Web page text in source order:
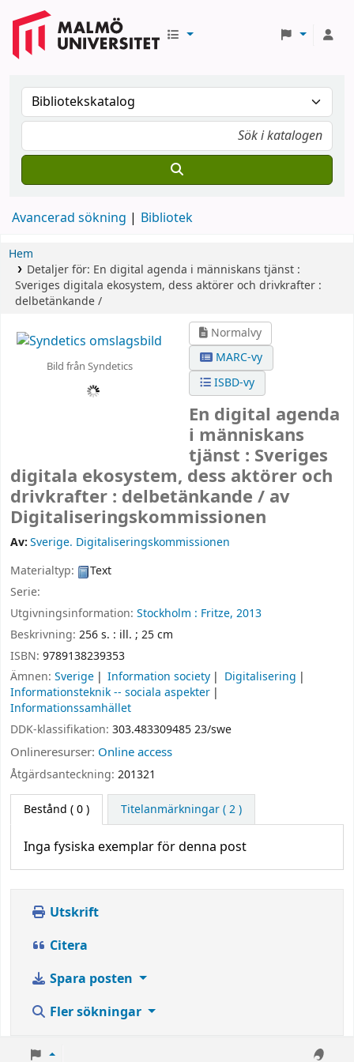
Avancerad sökning Bibliotek
Hem
Detaljer för: En digital agenda i människans tjänst :
Sveriges digitala ekosystem, dess aktörer och drivkrafter :
delbetänkande /
Bild från Syndetics
Normalvy
MARC-vy
ISBD-vy
En digital agenda
i människans
tjänst : Sveriges
digitala ekosystem, dess aktörer och
drivkrafter : delbetänkande / av
Digitaliseringskommissionen
Av:Sverige. Digitaliseringskommissionen
Materialtyp:
Text
Serie:
Utgivningsinformation: Stockholm : Fritze, 2013
Beskrivning: 256 s. : ill. ; 25 cm
ISBN: 9789138239353
Ämnen: Sverige Information society
Digitalisering
Informationsteknik -- sociala aspekter
Informationssamhället
DDK-klassifikation: 303.483309485 23/swe
Onlineresurser: Online access
Åtgärdsanteckning: 201321
Bestånd ( 0 ) Titelanmärkningar ( 2 )
Inga fysiska exemplar för denna post
Utskrift
Citera
Spara posten
Fler sökningar